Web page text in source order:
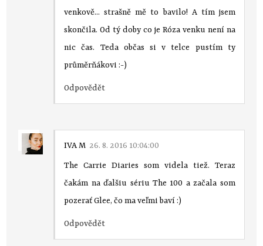
venkově... strašně mě to bavilo! A tím jsem
skončila. Od tý doby co je Róza venku není na
nic čas. Teda občas si v telce pustím ty
průměrňákovi :-)
Odpovědět
IVA M 26. 8. 2016 10:04:00
The Carrie Diaries som videla tiež. Teraz
čakám na ďalšiu sériu The 100 a začala som
pozerať Glee, čo ma veľmi baví :)
Odpovědět